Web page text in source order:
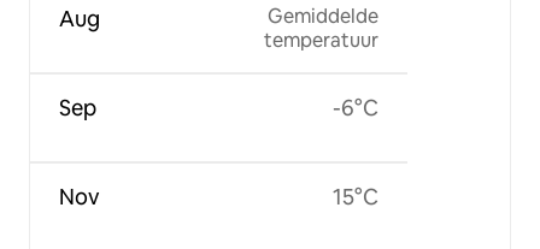
Aug
Sep
Nov
Gemiddelde
temperatuur
-6°C
15°C